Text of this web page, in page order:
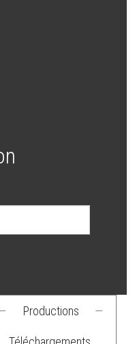
Productions —